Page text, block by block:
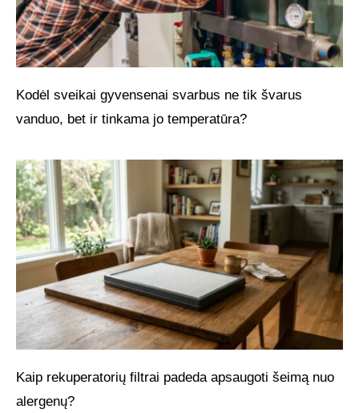
Kodėl sveikai gyvensenai svarbus ne tik švarus
vanduo, bet ir tinkama jo temperatūra?
Kaip rekuperatorių filtrai padeda apsaugoti šeimą nuo
alergenų?